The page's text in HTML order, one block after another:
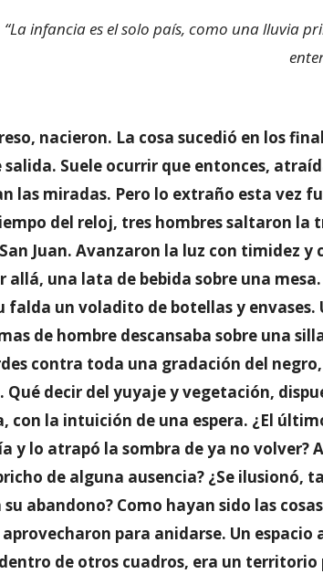
“La infancia es el solo país, como una lluvia
nacieron. La cosa sucedió en los
salida. Suele ocurrir que entonces,
las miradas. Pero lo extraño esta vez
del reloj, tres hombres saltaron la
Juan. Avanzaron la luz con timidez
una lata de bebida sobre una
falda un voladito de botellas y envases.
de hombre descansaba sobre una
contra toda una gradación del
Qué decir del yuyaje y vegetación,
con la intuición de una espera. ¿El
y lo atrapó la sombra de ya no volver?
de alguna ausencia? ¿Se ilusionó,
abandono? Como hayan sido las
para anidarse. Un espacio
de otros cuadros, era un